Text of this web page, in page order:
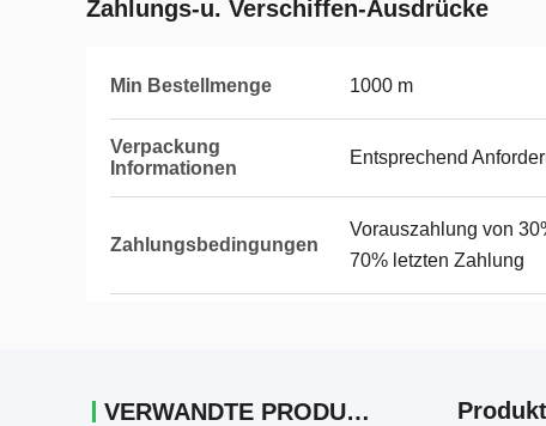
Zahlungs-u. Verschiffen-Ausdrücke
Min Bestellmenge 1000 m
Verpackung
Informationen
Entsprechend
Zahlungsbedingungen
Vorauszahlung von
70% letzten Zahlung
VERWANDTE PRODUKTE